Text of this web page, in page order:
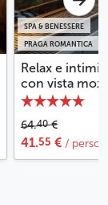
PRAGA ROMANTICA
SPA & BENESSERE
Relax e
con vista
64.40€
41.55 € /